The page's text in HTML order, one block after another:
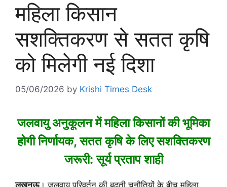
महिला किसान
सशक्तिकरण से सतत कृषि
को मिलेगी नई दिशा
05/06/2026 by Krishi Times Desk
जलवायु अनुकूलन में महिला किसानों की भूमिका
होगी निर्णायक, सतत कृषि के लिए सशक्तिकरण
जरूरी: सूर्य प्रताप शाही
लखनऊ। जलवायु परिवर्तन की बढ़ती चुनौतियों के बीच महिला